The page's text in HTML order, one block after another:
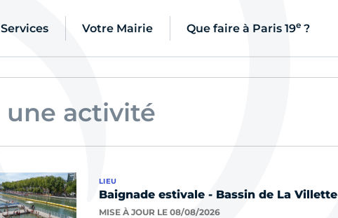
Services Votre Mairie Que faire à Paris 19e ?
une actualité
une activité
un lieu
un évènement
une sortie
LIEU
Baignade estivale - Bassin de La Villette
MISE À JOUR LE 08/08/2026